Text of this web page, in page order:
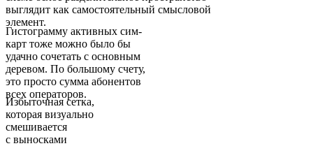
выглядит как самостоятельный смысловой
элемент.
Гистограмму активных сим-
карт тоже можно было бы
удачно сочетать с основным
деревом. По большому счету,
это просто сумма абонентов
всех операторов.
Избыточная сетка,
которая визуально
смешивается
с выносками